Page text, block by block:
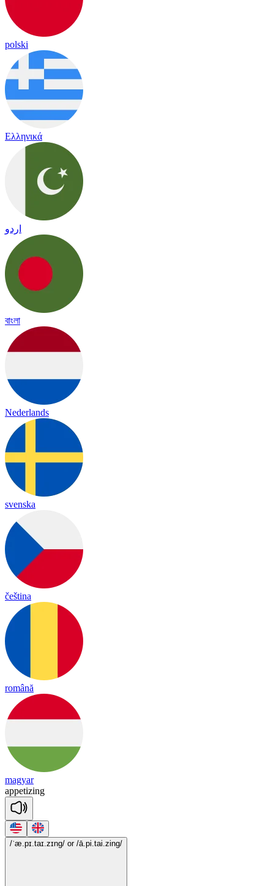
polski
Ελληνικά
اردو
বাংলা
Nederlands
svenska
čeština
română
magyar
appetizing
/ˈæ.pɪ.taɪ.zɪng/ or /ā.pi.tai.zing/